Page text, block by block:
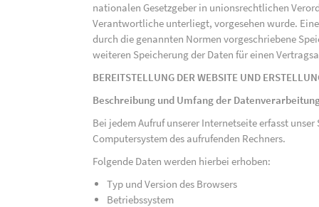
nationalen Gesetzgeber in unionsrechtlichen
Verantwortliche unterliegt, vorgesehen wurde.
durch die genannten Normen vorgeschriebene
weiteren Speicherung der Daten für einen
BEREITSTELLUNG DER WEBSITE UND
Beschreibung und Umfang der
Bei jedem Aufruf unserer Internetseite erfasst
Computersystem des aufrufenden Rechners.
Folgende Daten werden hierbei erhoben:
Typ und Version des Browsers
Betriebssystem